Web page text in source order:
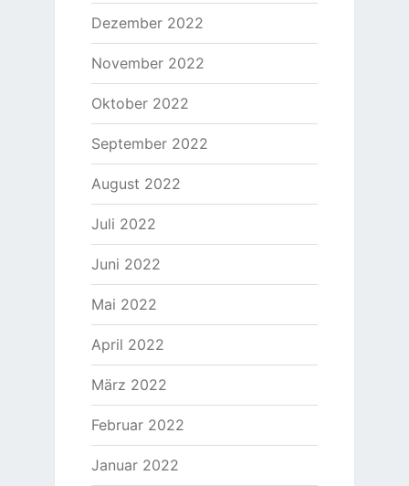
Dezember 2022
November 2022
Oktober 2022
September 2022
August 2022
Juli 2022
Juni 2022
Mai 2022
April 2022
März 2022
Februar 2022
Januar 2022